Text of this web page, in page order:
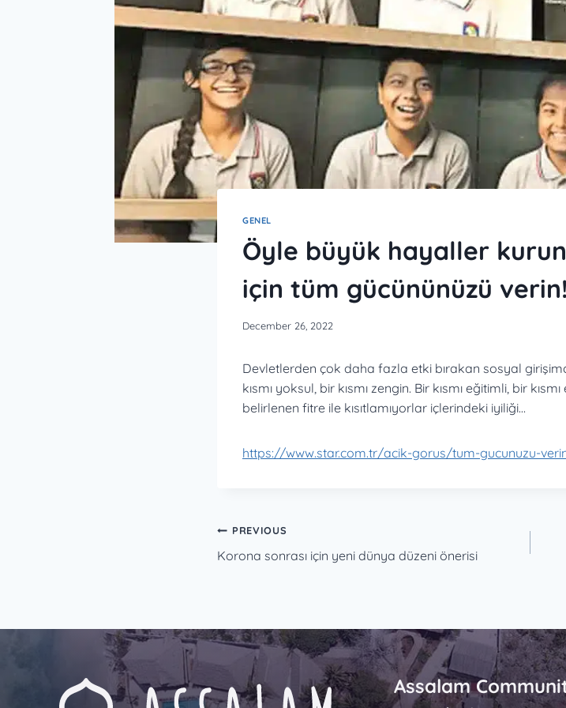
GENEL
Öyle büyük hayaller
için tüm gücününüzü verin!
December 26, 2022
Devletlerden çok daha fazla etki bırakan sosyal
kısmı yoksul, bir kısmı zengin. Bir kısmı eğitimli, bir
belirlenen fitre ile kısıtlamıyorlar içlerindeki iyiliği…
https://www.star.com.tr/acik-gorus/tum-gucunuzu-
Post
navigation
PREVIOUS
Korona sonrası için yeni dünya düzeni önerisi
Assalam